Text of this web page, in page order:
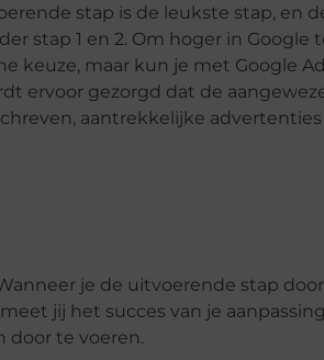
stap is de leukste stap, en
stap 1 en 2. Om hoger in Google
keuze, maar kun je met Google
ervoor gezorgd dat de
aantrekkelijke
je de uitvoerende stap
jij het succes van je
door te voeren.